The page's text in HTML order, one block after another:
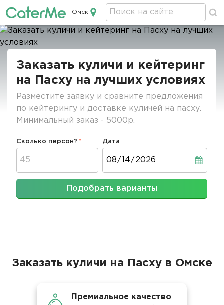
Кейтеринг в Омске
Омск
Строка
Заказать куличи и кейтеринг
на Пасху на лучших условиях
Разместите заявку и сравните предложения
по кейтерингу и доставке куличей на пасху.
Минимальный заказ - 5000р.
Сколько персон? Дата
Подобрать варианты
Заказать куличи на Пасху в Омске
Премиальное качество